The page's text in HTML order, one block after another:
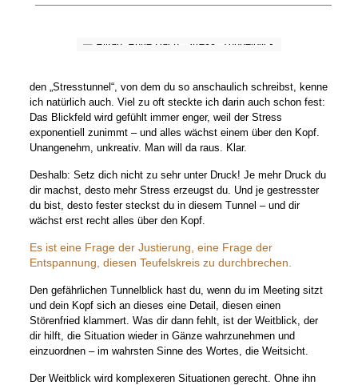
den „Stresstunnel“, von dem du so anschaulich schreibst, kenne
ich natürlich auch. Viel zu oft steckte ich darin auch schon fest:
Das Blickfeld wird gefühlt immer enger, weil der Stress
exponentiell zunimmt – und alles wächst einem über den Kopf.
Unangenehm, unkreativ. Man will da raus. Klar.
Deshalb: Setz dich nicht zu sehr unter Druck! Je mehr Druck du
dir machst, desto mehr Stress erzeugst du. Und je gestresster
du bist, desto fester steckst du in diesem Tunnel – und dir
wächst erst recht alles über den Kopf.
Es ist eine Frage der Justierung, eine Frage der
Entspannung, diesen Teufelskreis zu durchbrechen.
Den gefährlichen Tunnelblick hast du, wenn du im Meeting sitzt
und dein Kopf sich an dieses eine Detail, diesen einen
Störenfried klammert. Was dir dann fehlt, ist der Weitblick, der
dir hilft, die Situation wieder in Gänze wahrzunehmen und
einzuordnen – im wahrsten Sinne des Wortes, die Weitsicht.
Der Weitblick wird komplexeren Situationen gerecht. Ohne ihn